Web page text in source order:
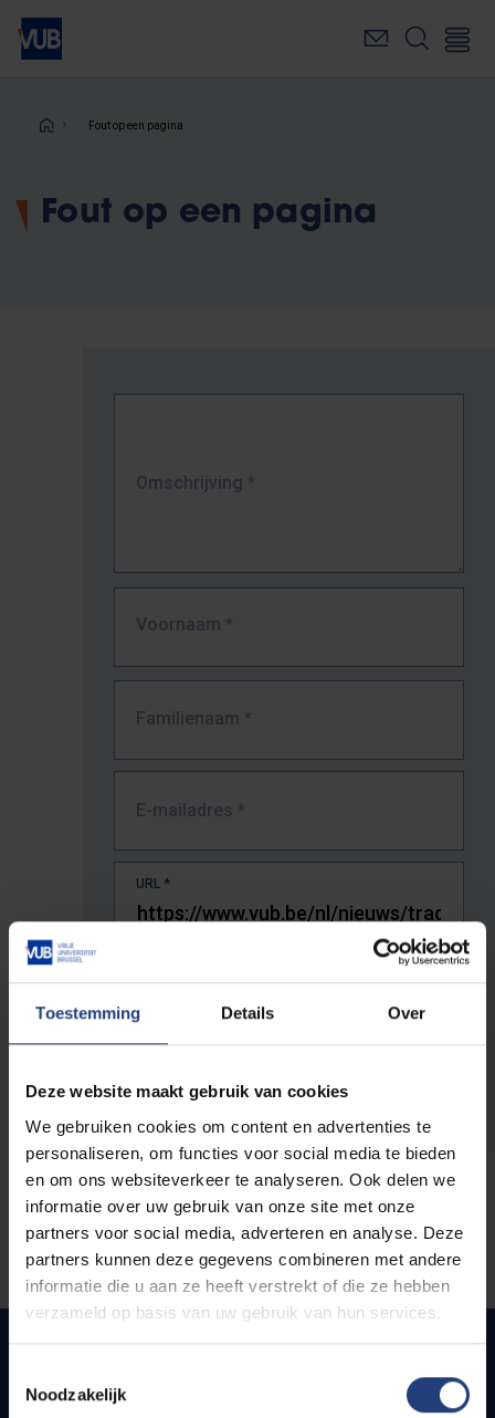
Toestemming Details Over
Deze website maakt gebruik van cookies
We gebruiken cookies om content en advertenties te
personaliseren, om functies voor social media te bieden
en om ons websiteverkeer te analyseren. Ook delen we
informatie over uw gebruik van onze site met onze
partners voor social media, adverteren en analyse. Deze
partners kunnen deze gegevens combineren met andere
informatie die u aan ze heeft verstrekt of die ze hebben
verzameld op basis van uw gebruik van hun services.
Noodzakelijk
Overslaan
naar
inhoudKruimelpad
Fout op een pagina
Fout op een pagina
Omschrijving *
Voornaam *
Familienaam *
E-mailadres *
URL *
De volledige URL van de pagina waar je de fout zag.
Snel naar